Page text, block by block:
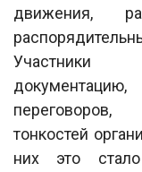
движения,
Участники
тонкостей
них это